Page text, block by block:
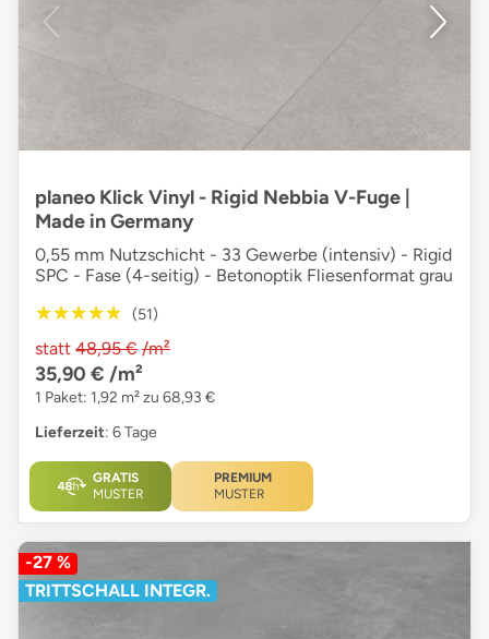
planeo Klick Vinyl - Rigid Nebbia V-Fuge |
Made in Germany
0,55 mm Nutzschicht - 33 Gewerbe (intensiv) - Rigid
SPC - Fase (4-seitig) - Betonoptik Fliesenformat grau
★★★★★
★★★★★ (51)
statt 48,95 € /m²
35,90 € /m²
1 Paket: 1,92 m² zu 68,93 €
Lieferzeit: 6 Tage
GRATIS
MUSTER
PREMIUM
MUSTER
-27 %
TRITTSCHALL INTEGR.